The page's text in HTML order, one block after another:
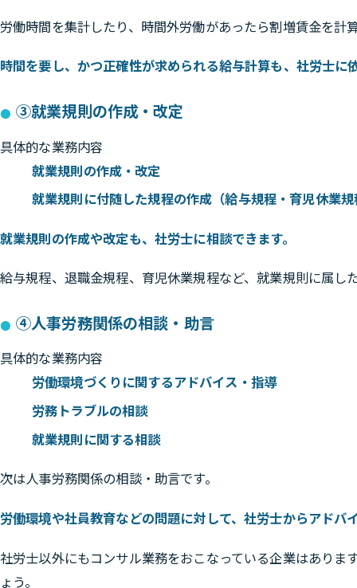
労働時間を集計したり、時間外労働があったら割増賃金を
時間を要し、かつ正確性が求められる給与計算も、社労士に
③就業規則の作成・改定
具体的な業務内容
就業規則の作成・改定
就業規則に付随した規程の作成（給与規程・育児休業
就業規則の作成や改定も、社労士に相談できます。
給与規程、退職金規程、育児休業規程など、就業規則に属し
④人事労務関係の相談・助言
具体的な業務内容
労働環境づくりに関するアドバイス・指導
労務トラブルの相談
就業規則に関する相談
次は人事労務関係の相談・助言です。
労働環境や社員教育などの問題に対して、社労士からアドバ
社労士以外にもコンサル業務をおこなっている企業はあり
ょう。